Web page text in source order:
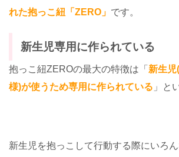
れた抱っこ紐「ZERO」 です。
新生児専用に作られている
抱っこ紐ZEROの最大の特徴は「 新生
様)が使うため専用に作られている 」と
新生児を抱っこして行動する際にいろ